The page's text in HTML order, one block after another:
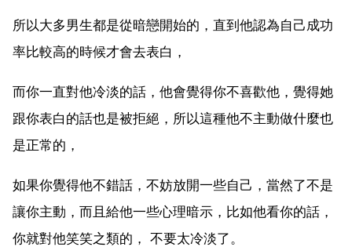
所以大多男生都是從暗戀開始的，直到他認為自己成功
率比較高的時候才會去表白，
而你一直對他冷淡的話，他會覺得你不喜歡他，覺得她
跟你表白的話也是被拒絕，所以這種他不主動做什麼也
是正常的，
如果你覺得他不錯話，不妨放開一些自己，當然了不是
讓你主動，而且給他一些心理暗示，比如他看你的話，
你就對他笑笑之類的， 不要太冷淡了。